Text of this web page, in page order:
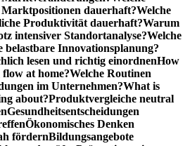
dauerhaft?Welche
Produktivität dauerhaft?Warum
intensiver Standortanalyse?Welche
Innovationsplanung?
lesen und richtig einordnenHow
at home?Welche Routinen
im Unternehmen?What is
about?Produktvergleiche neutral
Gesundheitsentscheidungen
Ökonomisches Denken
fördernBildungsangebote